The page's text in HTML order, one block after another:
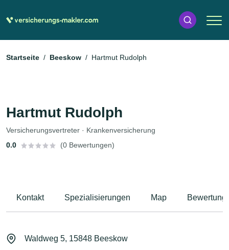
Startseite Beeskow Hartmut Rudolph
Hartmut Rudolph
Versicherungsvertreter · Krankenversicherung
0.0
(0 Bewertungen)
Kontakt Spezialisierungen Map
Waldweg 5, 15848 Beeskow